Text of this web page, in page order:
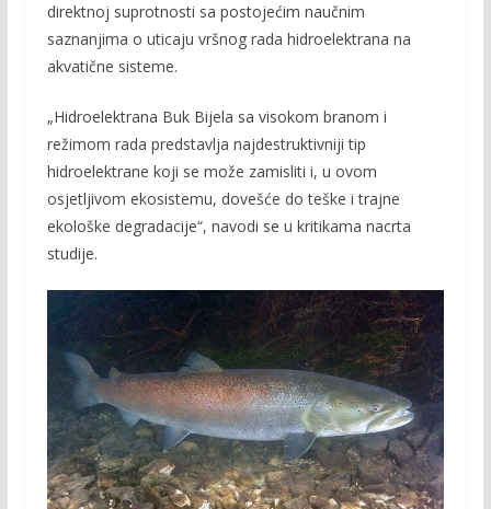
direktnoj suprotnosti sa postojećim naučnim
saznanjima o uticaju vršnog rada hidroelektrana na
akvatične sisteme.
„Hidroelektrana Buk Bijela sa visokom branom i
režimom rada predstavlja najdestruktivniji tip
hidroelektrane koji se može zamisliti i, u ovom
osjetljivom ekosistemu, dovešće do teške i trajne
ekološke degradacije“, navodi se u kritikama nacrta
studije.